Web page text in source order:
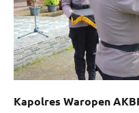
Kapolres Waropen